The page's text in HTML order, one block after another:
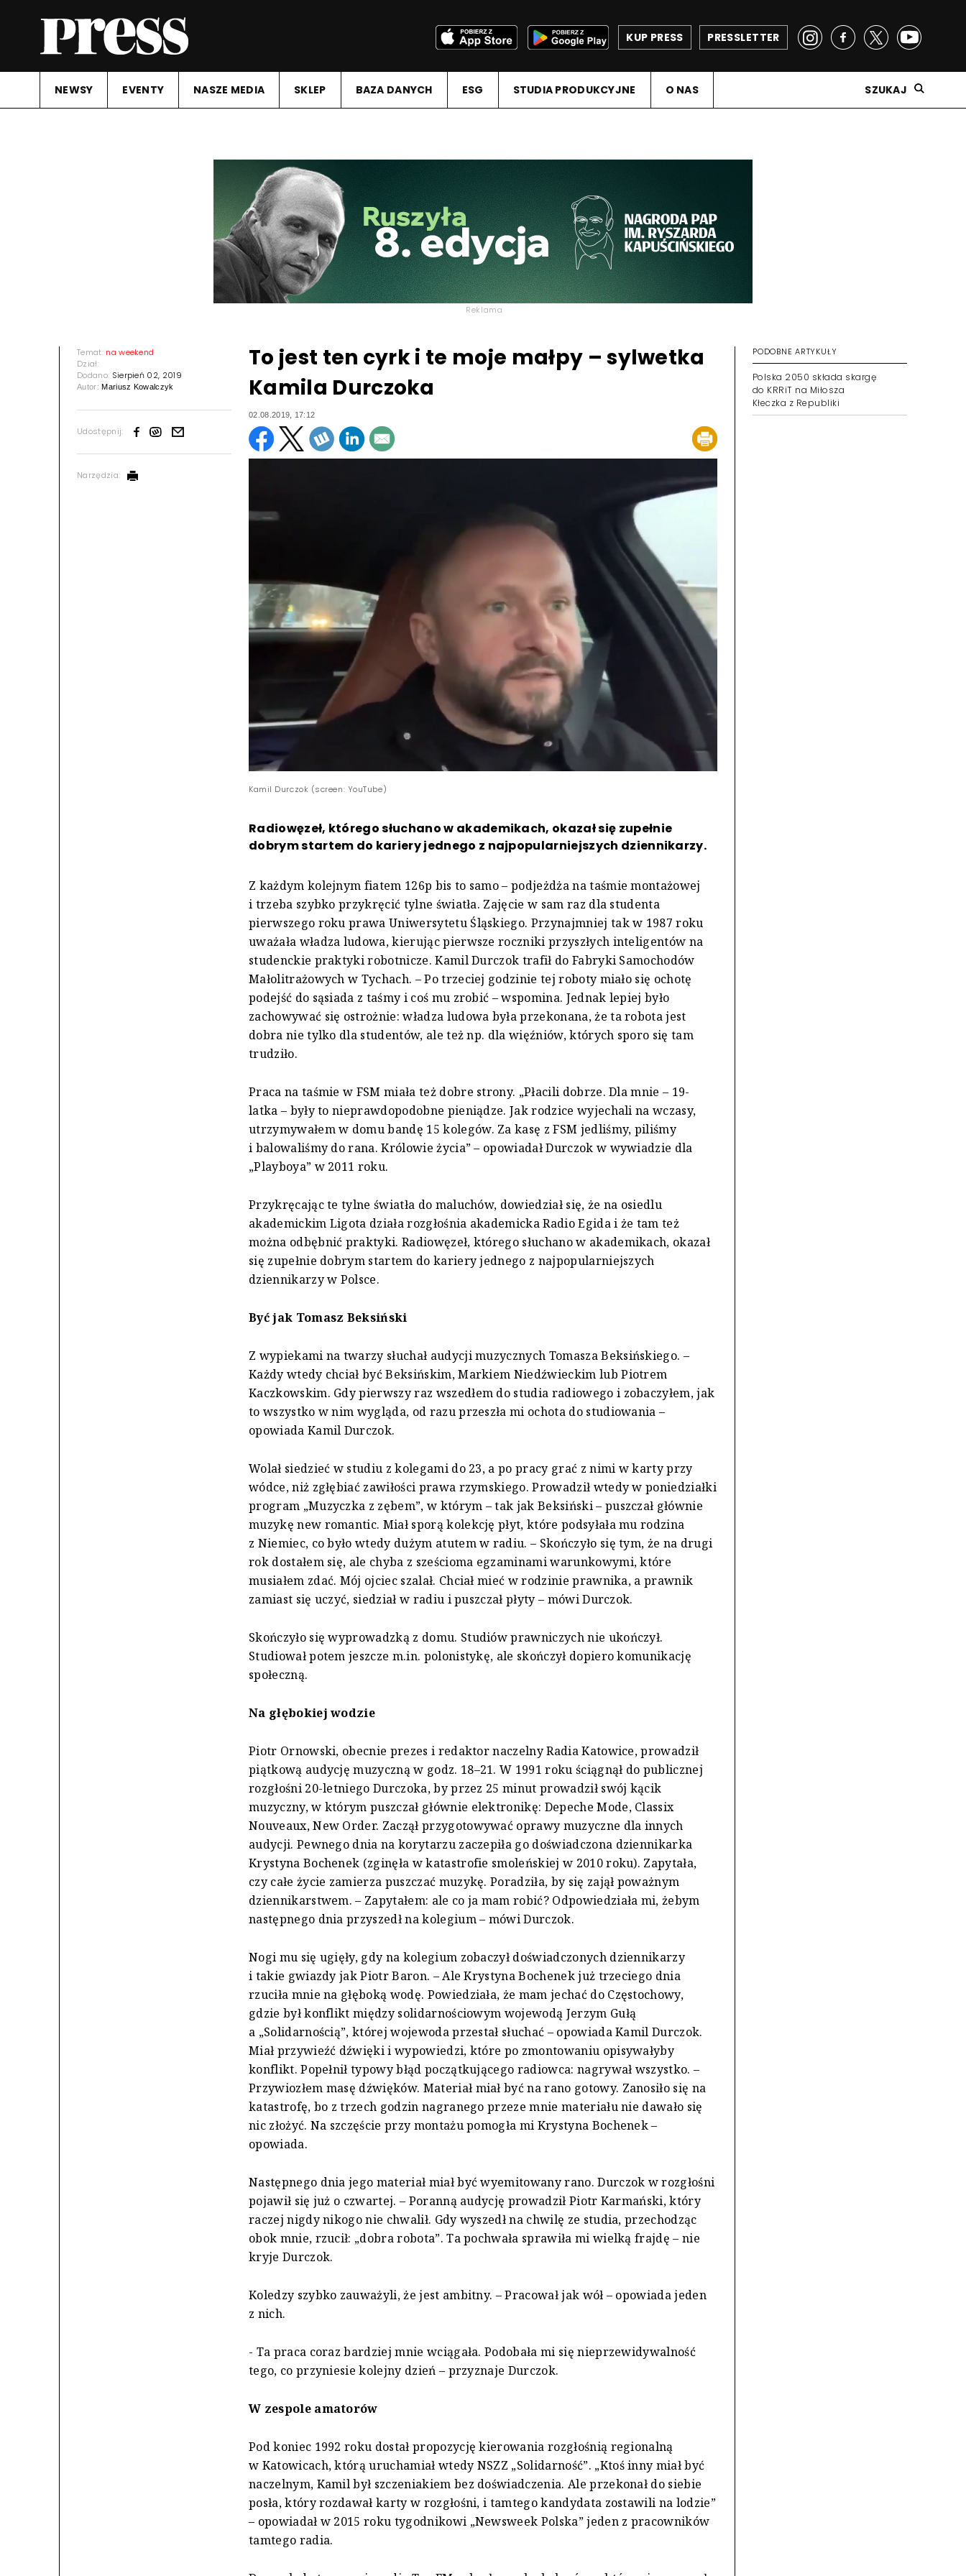
PRESSLETTER
KUP PRESS
NEWSY EVENTY NASZE MEDIA SKLEP BAZA DANYCH ESG STUDIA PRODUKCYJNE O NAS SZUKAJ
Reklama
Temat: na weekend
Dział:
Dodano: Sierpień 02, 2019
Autor:Mariusz Kowalczyk
Udostępnij:
Narzędzia:
To jest ten cyrk i te moje małpy – sylwetka
Kamila Durczoka
02.08.2019, 17:12
Kamil Durczok (screen: YouTube)
Radiowęzeł, którego słuchano w akademikach, okazał się zupełnie
dobrym startem do kariery jednego z najpopularniejszych dziennikarzy.
Z każdym kolejnym fiatem 126p bis to samo – podjeżdża na taśmie montażowej
i trzeba szybko przykręcić tylne światła. Zajęcie w sam raz dla studenta
pierwszego roku prawa Uniwersytetu Śląskiego. Przynajmniej tak w 1987 roku
uważała władza ludowa, kierując pierwsze roczniki przyszłych inteligentów na
studenckie praktyki robotnicze. Kamil Durczok trafił do Fabryki Samochodów
Małolitrażowych w Tychach. – Po trzeciej godzinie tej roboty miało się ochotę
podejść do sąsiada z taśmy i coś mu zrobić – wspomina. Jednak lepiej było
zachowywać się ostrożnie: władza ludowa była przekonana, że ta robota jest
dobra nie tylko dla studentów, ale też np. dla więźniów, których sporo się tam
trudziło.
Praca na taśmie w FSM miała też dobre strony. „Płacili dobrze. Dla mnie – 19-
latka – były to nieprawdopodobne pieniądze. Jak rodzice wyjechali na wczasy,
utrzymywałem w domu bandę 15 kolegów. Za kasę z FSM jedliśmy, piliśmy
i balowaliśmy do rana. Królowie życia” – opowiadał Durczok w wywiadzie dla
„Playboya” w 2011 roku.
Przykręcając te tylne światła do maluchów, dowiedział się, że na osiedlu
akademickim Ligota działa rozgłośnia akademicka Radio Egida i że tam też
można odbębnić praktyki. Radiowęzeł, którego słuchano w akademikach, okazał
się zupełnie dobrym startem do kariery jednego z najpopularniejszych
dziennikarzy w Polsce.
Być jak Tomasz Beksiński
Z wypiekami na twarzy słuchał audycji muzycznych Tomasza Beksińskiego. –
Każdy wtedy chciał być Beksińskim, Markiem Niedźwieckim lub Piotrem
Kaczkowskim. Gdy pierwszy raz wszedłem do studia radiowego i zobaczyłem, jak
to wszystko w nim wygląda, od razu przeszła mi ochota do studiowania –
opowiada Kamil Durczok.
Wolał siedzieć w studiu z kolegami do 23, a po pracy grać z nimi w karty przy
wódce, niż zgłębiać zawiłości prawa rzymskiego. Prowadził wtedy w poniedziałki
program „Muzyczka z zębem”, w którym – tak jak Beksiński – puszczał głównie
muzykę new romantic. Miał sporą kolekcję płyt, które podsyłała mu rodzina
z Niemiec, co było wtedy dużym atutem w radiu. – Skończyło się tym, że na drugi
rok dostałem się, ale chyba z sześcioma egzaminami warunkowymi, które
musiałem zdać. Mój ojciec szalał. Chciał mieć w rodzinie prawnika, a prawnik
zamiast się uczyć, siedział w radiu i puszczał płyty – mówi Durczok.
Skończyło się wyprowadzką z domu. Studiów prawniczych nie ukończył.
Studiował potem jeszcze m.in. polonistykę, ale skończył dopiero komunikację
społeczną.
Na głębokiej wodzie
Piotr Ornowski, obecnie prezes i redaktor naczelny Radia Katowice, prowadził
piątkową audycję muzyczną w godz. 18–21. W 1991 roku ściągnął do publicznej
rozgłośni 20-letniego Durczoka, by przez 25 minut prowadził swój kącik
muzyczny, w którym puszczał głównie elektronikę: Depeche Mode, Classix
Nouveaux, New Order. Zaczął przygotowywać oprawy muzyczne dla innych
audycji. Pewnego dnia na korytarzu zaczepiła go doświadczona dziennikarka
Krystyna Bochenek (zginęła w katastrofie smoleńskiej w 2010 roku). Zapytała,
czy całe życie zamierza puszczać muzykę. Poradziła, by się zajął poważnym
dziennikarstwem. – Zapytałem: ale co ja mam robić? Odpowiedziała mi, żebym
następnego dnia przyszedł na kolegium – mówi Durczok.
Nogi mu się ugięły, gdy na kolegium zobaczył doświadczonych dziennikarzy
i takie gwiazdy jak Piotr Baron. – Ale Krystyna Bochenek już trzeciego dnia
rzuciła mnie na głęboką wodę. Powiedziała, że mam jechać do Częstochowy,
gdzie był konflikt między solidarnościowym wojewodą Jerzym Gułą
a „Solidarnością”, której wojewoda przestał słuchać – opowiada Kamil Durczok.
Miał przywieźć dźwięki i wypowiedzi, które po zmontowaniu opisywałyby
konflikt. Popełnił typowy błąd początkującego radiowca: nagrywał wszystko. –
Przywiozłem masę dźwięków. Materiał miał być na rano gotowy. Zanosiło się na
katastrofę, bo z trzech godzin nagranego przeze mnie materiału nie dawało się
nic złożyć. Na szczęście przy montażu pomogła mi Krystyna Bochenek –
opowiada.
Następnego dnia jego materiał miał być wyemitowany rano. Durczok w rozgłośni
pojawił się już o czwartej. – Poranną audycję prowadził Piotr Karmański, który
raczej nigdy nikogo nie chwalił. Gdy wyszedł na chwilę ze studia, przechodząc
obok mnie, rzucił: „dobra robota”. Ta pochwała sprawiła mi wielką frajdę – nie
kryje Durczok.
Koledzy szybko zauważyli, że jest ambitny. – Pracował jak wół – opowiada jeden
z nich.
- Ta praca coraz bardziej mnie wciągała. Podobała mi się nieprzewidywalność
tego, co przyniesie kolejny dzień – przyznaje Durczok.
W zespole amatorów
Pod koniec 1992 roku dostał propozycję kierowania rozgłośnią regionalną
w Katowicach, którą uruchamiał wtedy NSZZ „Solidarność”. „Ktoś inny miał być
naczelnym, Kamil był szczeniakiem bez doświadczenia. Ale przekonał do siebie
posła, który rozdawał karty w rozgłośni, i tamtego kandydata zostawili na lodzie”
– opowiadał w 2015 roku tygodnikowi „Newsweek Polska” jeden z pracowników
tamtego radia.
PODOBNE ARTYKUŁY
Polska 2050 składa skargę
do KRRiT na Miłosza
Kłeczka z Republiki